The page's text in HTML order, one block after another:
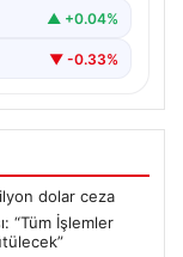
▲ +0.04%
▼ -0.33%
dolar ceza
“Tüm İşlemler